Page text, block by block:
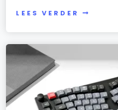
LEES VERDER